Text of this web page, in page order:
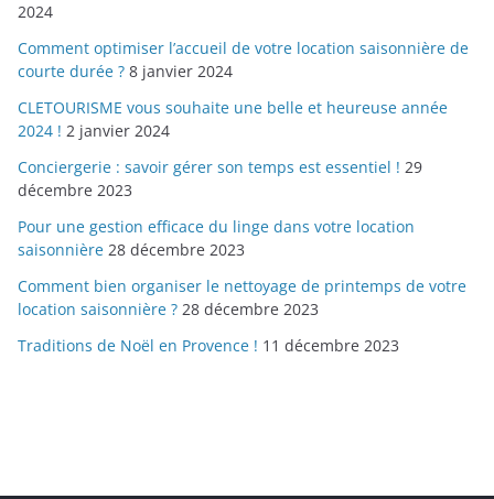
2024
Comment optimiser l’accueil de votre location saisonnière de
courte durée ? 8 janvier 2024
CLETOURISME vous souhaite une belle et heureuse année
2024 ! 2 janvier 2024
Conciergerie : savoir gérer son temps est essentiel ! 29
décembre 2023
Pour une gestion efficace du linge dans votre location
saisonnière 28 décembre 2023
Comment bien organiser le nettoyage de printemps de votre
location saisonnière ? 28 décembre 2023
Traditions de Noël en Provence ! 11 décembre 2023